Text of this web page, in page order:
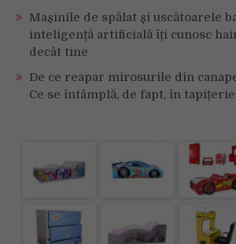
Mașinile de spălat și uscătoarele
inteligență artificială îți cunosc
decât tine
De ce reapar mirosurile din
Ce se întâmplă, de fapt, în tapițerie